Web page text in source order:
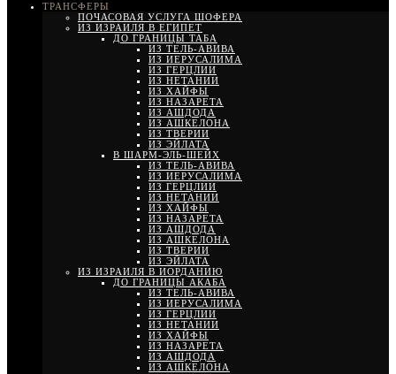
ТРАНСФЕРЫ
ПОЧАСОВАЯ УСЛУГА ШОФЕРА
ИЗ ИЗРАИЛЯ В ЕГИПЕТ
ДО ГРАНИЦЫ ТАБА
ИЗ ТЕЛЬ-АВИВА
ИЗ ИЕРУСАЛИМА
ИЗ ГЕРЦЛИИ
ИЗ НЕТАНИИ
ИЗ ХАЙФЫ
ИЗ НАЗАРЕТА
ИЗ АШДОДА
ИЗ АШКЕЛОНА
ИЗ ТВЕРИИ
ИЗ ЭЙЛАТА
В ШАРМ-ЭЛЬ-ШЕЙХ
ИЗ ТЕЛЬ-АВИВА
ИЗ ИЕРУСАЛИМА
ИЗ ГЕРЦЛИИ
ИЗ НЕТАНИИ
ИЗ ХАЙФЫ
ИЗ НАЗАРЕТА
ИЗ АШДОДА
ИЗ АШКЕЛОНА
ИЗ ТВЕРИИ
ИЗ ЭЙЛАТА
ИЗ ИЗРАИЛЯ В ИОРДАНИЮ
ДО ГРАНИЦЫ АКАБА
ИЗ ТЕЛЬ-АВИВА
ИЗ ИЕРУСАЛИМА
ИЗ ГЕРЦЛИИ
ИЗ НЕТАНИИ
ИЗ ХАЙФЫ
ИЗ НАЗАРЕТА
ИЗ АШДОДА
ИЗ АШКЕЛОНА